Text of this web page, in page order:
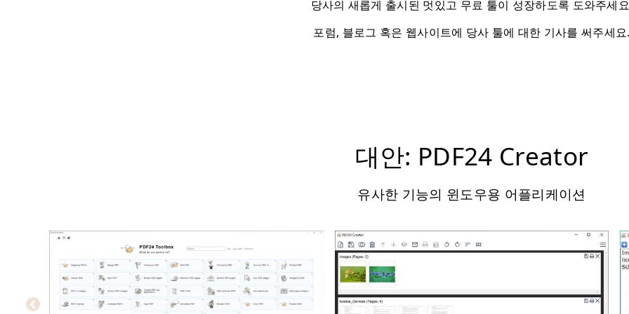
당사의 새롭게 출시된 멋있고 무료 툴이 성장하도록 도와주세
포럼, 블로그 혹은 웹사이트에 당사 툴에 대한 기사를 써주세
대안: PDF24 Creator
유사한 기능의 윈도우용 어플리케이션